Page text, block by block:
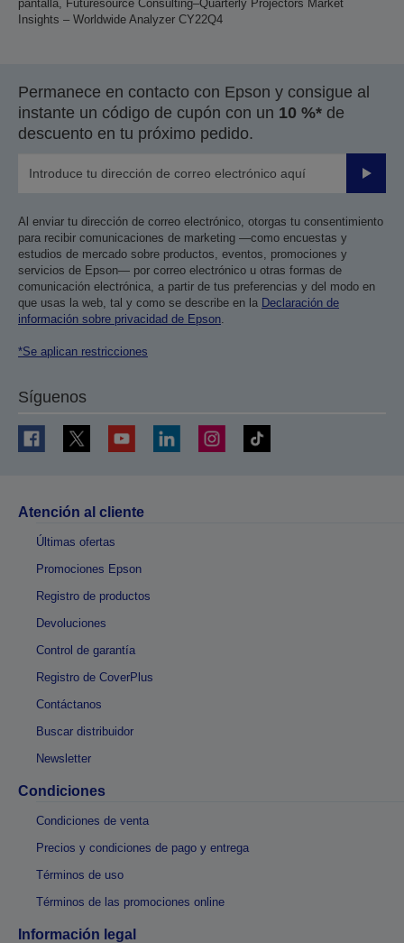
pantalla, Futuresource Consulting–Quarterly Projectors Market
Insights – Worldwide Analyzer CY22Q4
Permanece en contacto con Epson y consigue al
instante un código de cupón con un 10 %* de
descuento en tu próximo pedido.
Enviar
Al enviar tu dirección de correo electrónico, otorgas tu consentimiento
para recibir comunicaciones de marketing —como encuestas y
estudios de mercado sobre productos, eventos, promociones y
servicios de Epson— por correo electrónico u otras formas de
comunicación electrónica, a partir de tus preferencias y del modo en
que usas la web, tal y como se describe en la Declaración de
información sobre privacidad de Epson
*Se aplican restricciones
Síguenos
Atención al cliente
Últimas ofertas
Promociones Epson
Registro de productos
Devoluciones
Control de garantía
Registro de CoverPlus
Contáctanos
Buscar distribuidor
Newsletter
Condiciones
Condiciones de venta
Precios y condiciones de pago y entrega
Términos de uso
Términos de las promociones online
Información legal